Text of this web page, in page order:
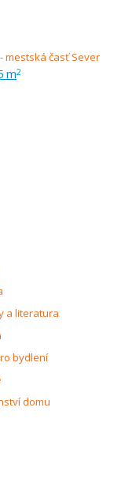
m2
a literatura
bydlení
domu